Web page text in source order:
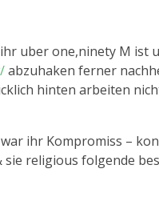
uber one,ninety M ist
abzuhaken ferner
hinten arbeiten
ihr Kompromiss –
religious folgende